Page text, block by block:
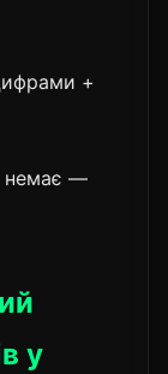
+
немає —
у